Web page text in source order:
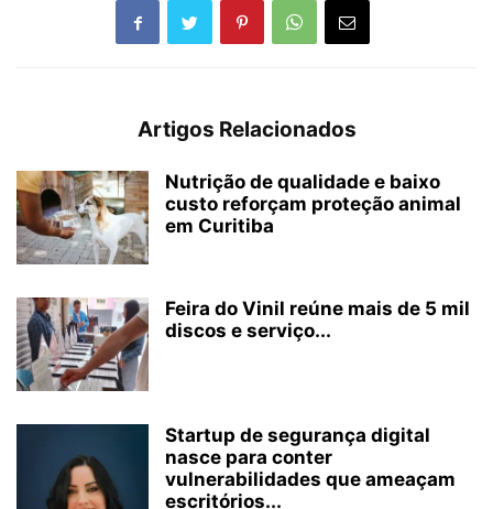
Artigos Relacionados
Nutrição de qualidade e baixo
custo reforçam proteção animal
em Curitiba
Feira do Vinil reúne mais de 5 mil
discos e serviço...
Startup de segurança digital
nasce para conter
vulnerabilidades que ameaçam
escritórios...